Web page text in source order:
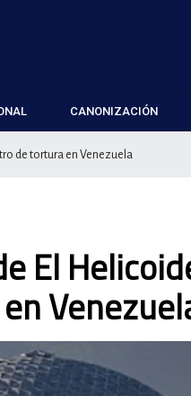
CANONIZACIÓN
de tortura en Venezuela
El